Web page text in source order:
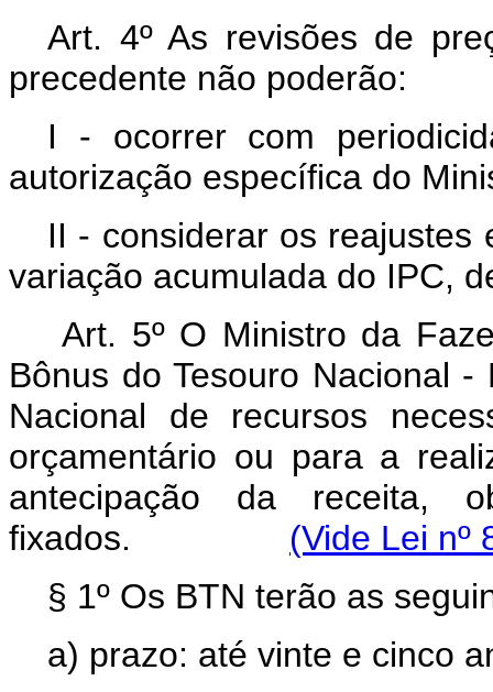
Art. 4º As revisões de
precedente não poderão:
I - ocorrer com
autorização específica do
II - considerar os reajustes
variação acumulada do IPC,
Art. 5º O Ministro da
Bônus do Tesouro Nacional
Nacional de recursos
orçamentário ou para a
antecipação da receita,
fixados. (Vide Lei nº
§ 1º Os BTN terão as
a) prazo: até vinte e cinco